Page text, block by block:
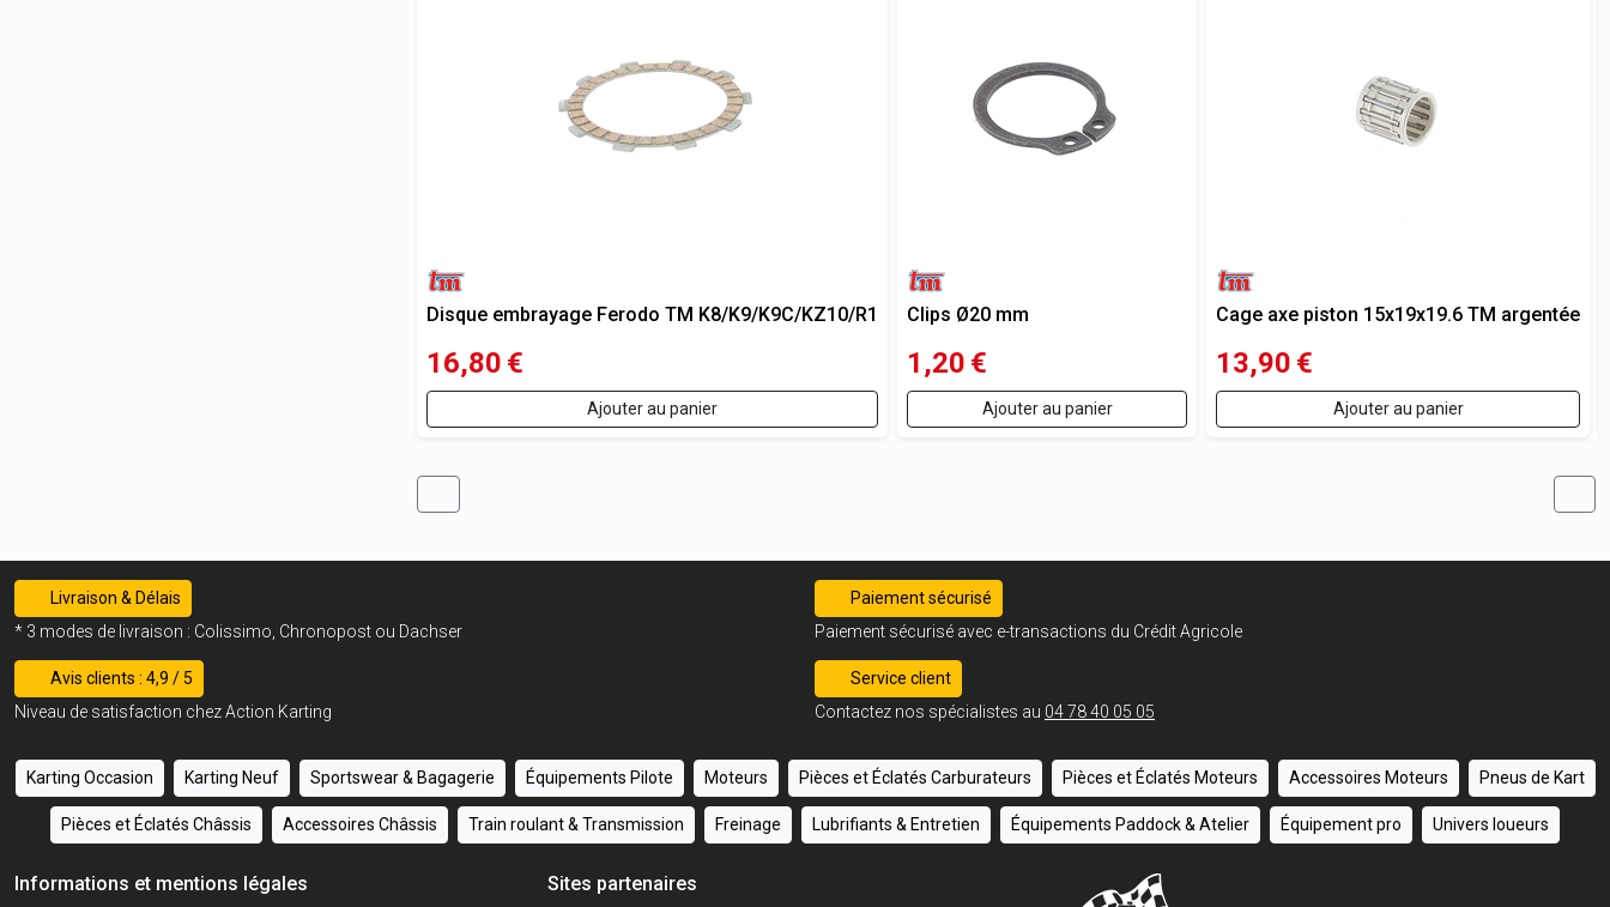
Disque embrayage Ferodo TM K8/K9/K9C/KZ10/R1
16,80 €
Ajouter au panier
Clips Ø20 mm
1,20 €
Ajouter au panier
Cage axe piston 15x19x19.6 TM argentée
13,90 €
Ajouter au panier
Livraison & Délais
* 3 modes de livraison : Colissimo, Chronopost ou Dachser
Paiement sécurisé
Paiement sécurisé avec e-transactions du Crédit Agricole
Avis clients : 4,9 / 5
Niveau de satisfaction chez Action Karting
Service client
Contactez nos spécialistes au 04 78 40 05 05
Karting Occasion Karting Neuf Sportswear & Bagagerie Équipements Pilote Moteurs Pièces et Éclatés Carburateurs Pièces et Éclatés Moteurs Accessoires Moteurs Pneus de Kart
Pièces et Éclatés Châssis Accessoires Châssis Train roulant & Transmission Freinage Lubrifiants & Entretien Équipements Paddock & Atelier Équipement pro Univers loueurs
Informations et mentions légales Sites partenaires